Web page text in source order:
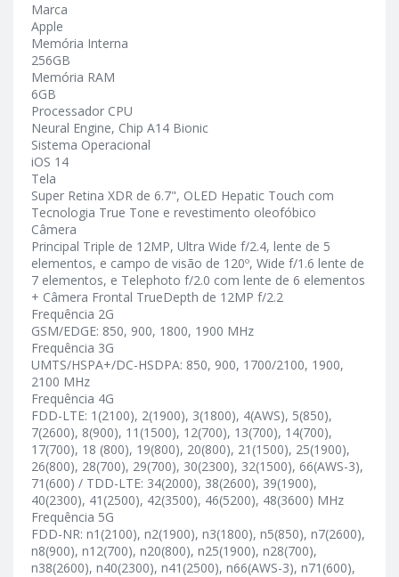
Marca
Apple
Memória Interna
256GB
Memória RAM
6GB
Processador CPU
Neural Engine, Chip A14 Bionic
Sistema Operacional
iOS 14
Tela
Super Retina XDR de 6.7", OLED Hepatic Touch com
Tecnologia True Tone e revestimento oleofóbico
Câmera
Principal Triple de 12MP, Ultra Wide f/2.4, lente de 5
elementos, e campo de visão de 120º, Wide f/1.6 lente de
7 elementos, e Telephoto f/2.0 com lente de 6 elementos
+ Câmera Frontal TrueDepth de 12MP f/2.2
Frequência 2G
GSM/EDGE: 850, 900, 1800, 1900 MHz
Frequência 3G
UMTS/HSPA+/DC-HSDPA: 850, 900, 1700/2100, 1900,
2100 MHz
Frequência 4G
FDD-LTE: 1(2100), 2(1900), 3(1800), 4(AWS), 5(850),
7(2600), 8(900), 11(1500), 12(700), 13(700), 14(700),
17(700), 18 (800), 19(800), 20(800), 21(1500), 25(1900),
26(800), 28(700), 29(700), 30(2300), 32(1500), 66(AWS-3),
71(600) / TDD-LTE: 34(2000), 38(2600), 39(1900),
40(2300), 41(2500), 42(3500), 46(5200), 48(3600) MHz
Frequência 5G
FDD-NR: n1(2100), n2(1900), n3(1800), n5(850), n7(2600),
n8(900), n12(700), n20(800), n25(1900), n28(700),
n38(2600), n40(2300), n41(2500), n66(AWS-3), n71(600),